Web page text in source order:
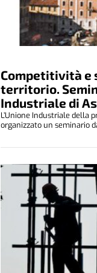
Competitività e
territorio.
Industriale di
L’Unione Industriale della
organizzato un seminario